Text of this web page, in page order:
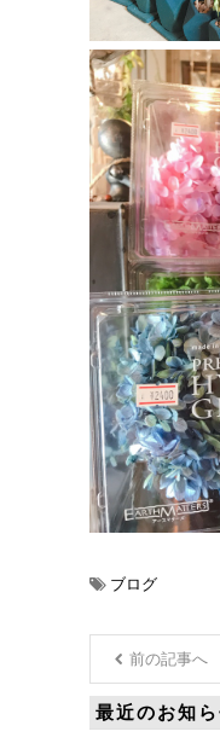
ブログ
前の記事へ
最近のお知